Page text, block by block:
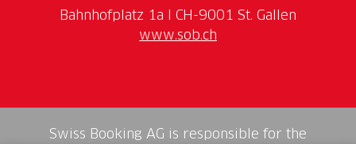
geeignet. An den umliegenden Felsen kann geklettert
und gebouldert werden.www.sob.ch
Swiss Booking AG is responsible for the